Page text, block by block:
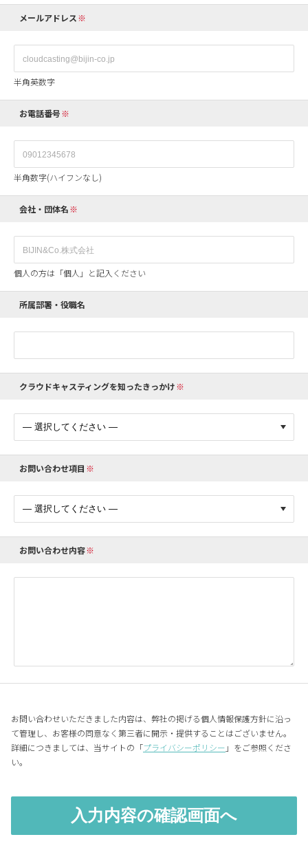
メールアドレス
半角英数字
お電話番号
半角数字(ハイフンなし)
会社・団体名
個人の方は「個人」と記入ください
所属部署・役職名
クラウドキャスティングを知ったきっかけ
お問い合わせ項目
お問い合わせ内容
お問い合わせいただきました内容は、弊社の掲げる個人情報保護方針に沿っ
て管理し、お客様の同意なく第三者に開示・提供することはございません。
詳細につきましては、当サイトの「プライバシーポリシー 」をご参照くださ
い。